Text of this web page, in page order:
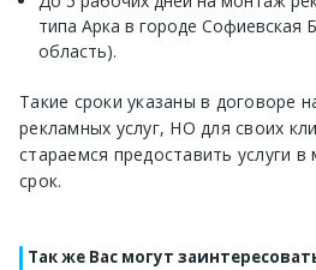
типа Арка в городе Софиевская
область).
Такие сроки указаны в договоре
рекламных услуг, НО для своих
стараемся предоставить услуги
срок.
Так же Вас могут